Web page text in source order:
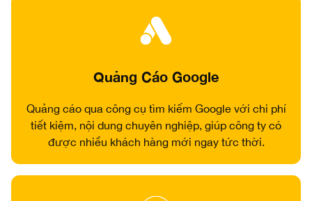
Quảng Cáo Google
Quảng cáo qua công cụ tìm kiếm Google với chi phí
tiết kiệm, nội dung chuyên nghiệp, giúp công ty có
được nhiều khách hàng mới ngay tức thời.